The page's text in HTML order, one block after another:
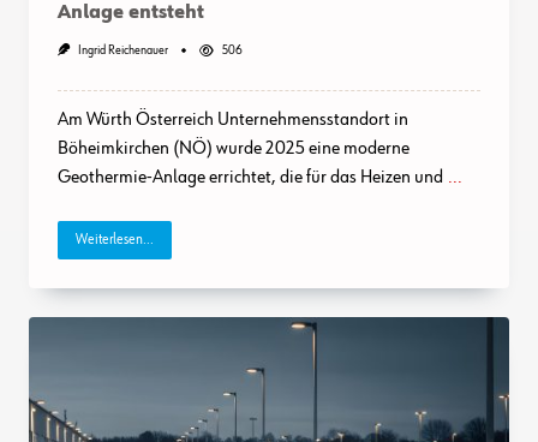
Anlage entsteht
Ingrid Reichenauer 506
Am Würth Österreich Unternehmensstandort in
Böheimkirchen (NÖ) wurde 2025 eine moderne
Geothermie-Anlage errichtet, die für das Heizen und ...
Weiterlesen...